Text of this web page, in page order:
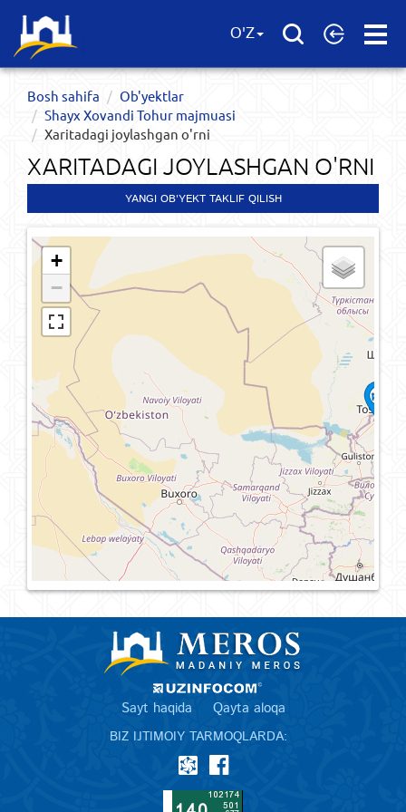
Open
O'Z
Bosh sahifa
Ob'yektlar​
Shayx Xovandi Tohur majmuasi
Xaritadagi joylashgan o'rni
XARITADAGI JOYLASHGAN O'RNI
YANGI OB'YEKT TAKLIF QILISH
+
−
Sayt haqida Qayta aloqa
BIZ IJTIMOIY TARMOQLARDA: